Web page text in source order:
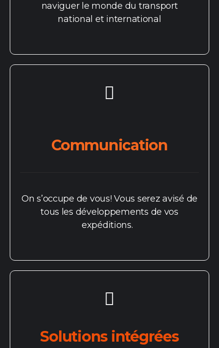
naviguer le monde du transport
national et international
Communication
On s’occupe de vous! Vous serez avisé de
tous les développements de vos
expéditions.
Solutions intégrées